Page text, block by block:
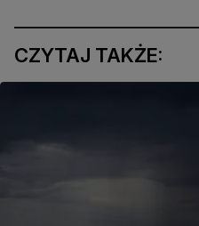
CZYTAJ TAKŻE: